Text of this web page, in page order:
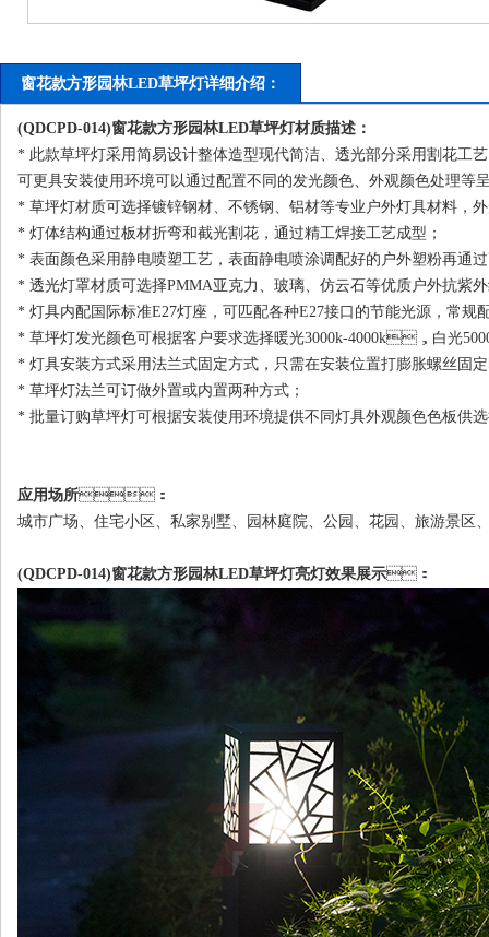
窗花款方形园林LED草坪灯详细介绍：
(QDCPD-014)窗花款方形园林LED草坪灯材质描述：
* 此款草坪灯采用简易设计整体造型现代简洁、透光部分采用割花工
可更具安装使用环境可以通过配置不同的发光颜色、外观颜色处理等
* 草坪灯材质可选择镀锌钢材、不锈钢、铝材等专业户外灯具材料，外形
* 灯体结构通过板材折弯和截光割花，通过精工焊接工艺成型；
* 表面颜色采用静电喷塑工艺，表面静电喷涂调配好的户外塑粉再通过高温
* 透光灯罩材质可选择PMMA亚克力、玻璃、仿云石等优质户外抗紫外
* 灯具内配国际标准E27灯座，可匹配各种E27接口的节能光源，常规
* 草坪灯发光颜色可根据客户要求选择暖光3000k-4000k，白光5000k-
* 灯具安装方式采用法兰式固定方式，只需在安装位置打膨胀螺丝固定即可
* 草坪灯法兰可订做外置或内置两种方式；
* 批量订购草坪灯可根据安装使用环境提供不同灯具外观颜色色板供选择
应用场所：
城市广场、住宅小区、私家别墅、园林庭院、公园、花园、旅
(QDCPD-014)窗花款方形园林LED草坪灯亮灯效果展示：